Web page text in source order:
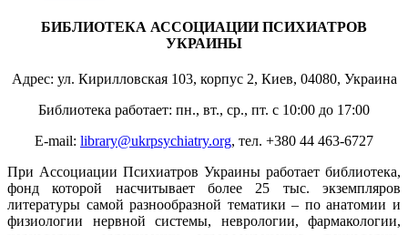
БИБЛИОТЕКА АССОЦИАЦИИ ПСИХИАТРОВ
УКРАИНЫ
Адрес: ул. Кирилловская 103, корпус 2, Киев, 04080, Украина
Библиотека работает: пн., вт., ср., пт. с 10:00 до 17:00
E-mail: library@ukrpsychiatry.org, тел. +380 44 463-6727
При Ассоциации Психиатров Украины работает библиотека,
фонд которой насчитывает более 25 тыс. экземпляров
литературы самой разнообразной тематики – по анатомии и
физиологии нервной системы, неврологии, фармакологии,